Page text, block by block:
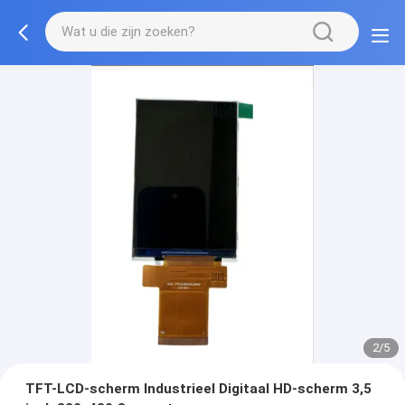
2/5
TFT-LCD-scherm Industrieel Digitaal HD-scherm 3,5